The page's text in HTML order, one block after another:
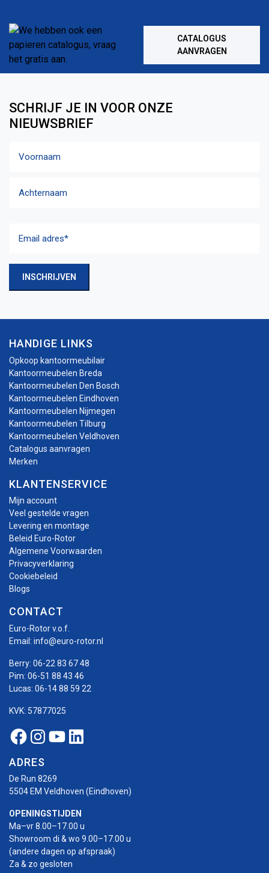
CATALOGUS
AANVRAGEN
SCHRIJF JE IN VOOR ONZE
NIEUWSBRIEF
adres(Vereist)
INSCHRIJVEN
HANDIGE LINKS
Opkoop kantoormeubilair
Kantoormeubelen Breda
Kantoormeubelen Den Bosch
Kantoormeubelen Eindhoven
Kantoormeubelen Nijmegen
Kantoormeubelen Tilburg
Kantoormeubelen Veldhoven
Catalogus aanvragen
Merken
KLANTENSERVICE
Mijn account
Veel gestelde vragen
Levering en montage
Beleid Euro-Rotor
Algemene Voorwaarden
Privacyverklaring
Cookiebeleid
Blogs
CONTACT
Euro-Rotor v.o.f.
Email: info@euro-rotor.nl
Berry: 06-22 83 67 48
Pim: 06-51 88 43 46
Lucas: 06-14 88 59 22
KVK: 57877025
Facebook Euro-rotor
Instagram Euro-rotor
Youtube Euro-rotor
Linkedin Euro-rotor
ADRES
De Run 8269
5504 EM Veldhoven (Eindhoven)
OPENINGSTIJDEN
Ma–vr 8.00–17.00 u
Showroom di & wo 9.00–17.00 u
(andere dagen op afspraak)
Za & zo gesloten